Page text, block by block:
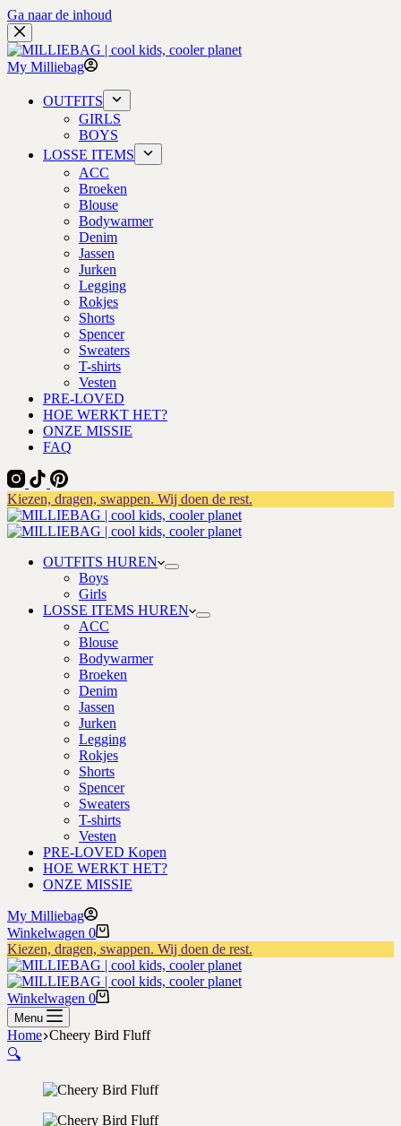
Ga naar de inhoud
My Milliebag
OUTFITS
GIRLS
BOYS
LOSSE ITEMS
ACC
Broeken
Blouse
Bodywarmer
Denim
Jassen
Jurken
Legging
Rokjes
Shorts
Spencer
Sweaters
T-shirts
Vesten
PRE-LOVED
HOE WERKT HET?
ONZE MISSIE
FAQ
Kiezen, dragen, swappen. Wij doen de rest.
OUTFITS HUREN
Boys
Girls
LOSSE ITEMS HUREN
ACC
Blouse
Bodywarmer
Broeken
Denim
Jassen
Jurken
Legging
Rokjes
Shorts
Spencer
Sweaters
T-shirts
Vesten
PRE-LOVED Kopen
HOE WERKT HET?
ONZE MISSIE
My Milliebag
Winkelwagen 0
Kiezen, dragen, swappen. Wij doen de rest.
Winkelwagen 0
Menu
Home Cheery Bird Fluff
🔍